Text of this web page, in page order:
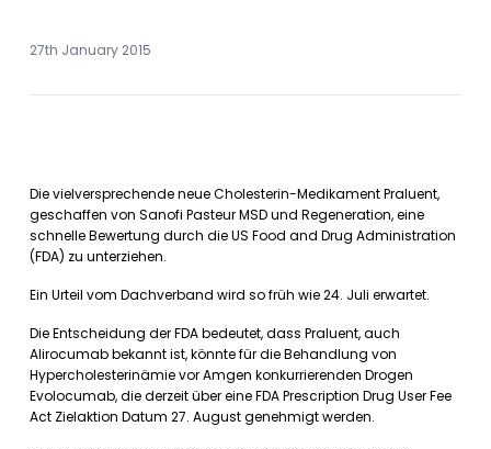
27th January 2015
Die vielversprechende neue Cholesterin-Medikament Praluent,
geschaffen von Sanofi Pasteur MSD und Regeneration, eine
schnelle Bewertung durch die US Food and Drug Administration
(FDA) zu unterziehen.
Ein Urteil vom Dachverband wird so früh wie 24. Juli erwartet.
Die Entscheidung der FDA bedeutet, dass Praluent, auch
Alirocumab bekannt ist, könnte für die Behandlung von
Hypercholesterinämie vor Amgen konkurrierenden Drogen
Evolocumab, die derzeit über eine FDA Prescription Drug User Fee
Act Zielaktion Datum 27. August genehmigt werden.